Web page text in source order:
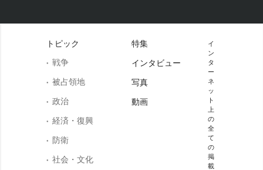
トピック
戦争
被占領地
政治
経済・復興
防衛
社会・文化
特集
インタビュー
写真
動画
イ
ン
タ
ー
ネ
ッ
ト
上
の
全
て
の
掲
載